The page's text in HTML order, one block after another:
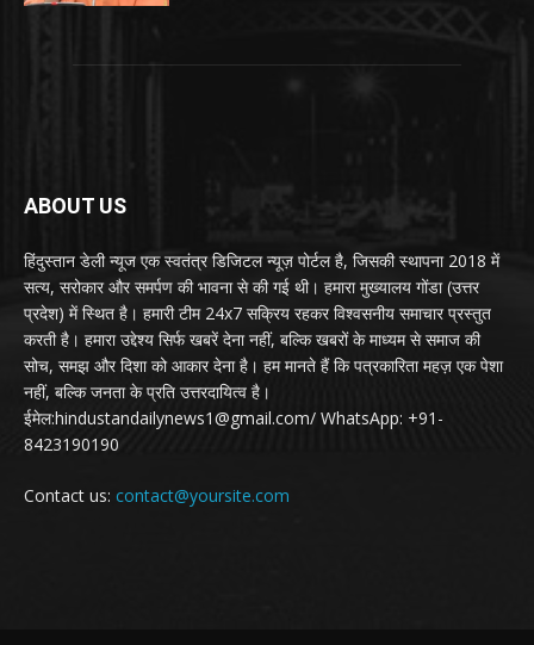
ABOUT US
हिंदुस्तान डेली न्यूज एक स्वतंत्र डिजिटल न्यूज़ पोर्टल है, जिसकी स्थापना 2018 में
सत्य, सरोकार और समर्पण की भावना से की गई थी। हमारा मुख्यालय गोंडा (उत्तर
प्रदेश) में स्थित है। हमारी टीम 24x7 सक्रिय रहकर विश्वसनीय समाचार प्रस्तुत
करती है। हमारा उद्देश्य सिर्फ खबरें देना नहीं, बल्कि खबरों के माध्यम से समाज की
सोच, समझ और दिशा को आकार देना है। हम मानते हैं कि पत्रकारिता महज़ एक पेशा
नहीं, बल्कि जनता के प्रति उत्तरदायित्व है।
ईमेल:hindustandailynews1@gmail.com/ WhatsApp: +91-
8423190190
Contact us: contact@yoursite.com